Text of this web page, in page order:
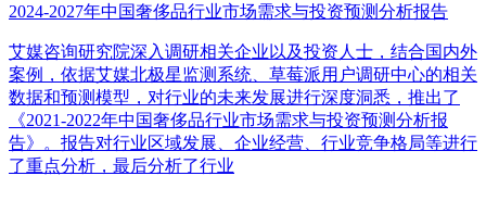
2024-2027年中国奢侈品行业市场需求与投资预测分析报告
艾媒咨询研究院深入调研相关企业以及投资人士，结合国内外
案例，依据艾媒北极星监测系统、草莓派用户调研中心的相关
数据和预测模型，对行业的未来发展进行深度洞悉，推出了
《2021-2022年中国奢侈品行业市场需求与投资预测分析报
告》。报告对行业区域发展、企业经营、行业竞争格局等进行
了重点分析，最后分析了行业